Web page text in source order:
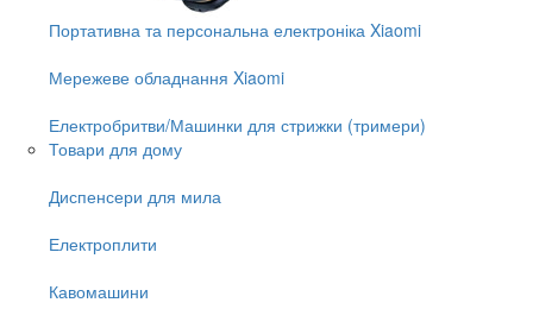
Портативна та персональна електроніка Xiaomi
Мережеве обладнання Xiaomi
Електробритви/Машинки для стрижки (тримери)
Товари для дому
Диспенсери для мила
Електроплити
Кавомашини